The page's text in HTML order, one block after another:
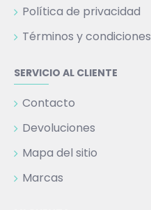
Política de privacidad
Términos y condiciones
SERVICIO AL CLIENTE
Contacto
Devoluciones
Mapa del sitio
Marcas